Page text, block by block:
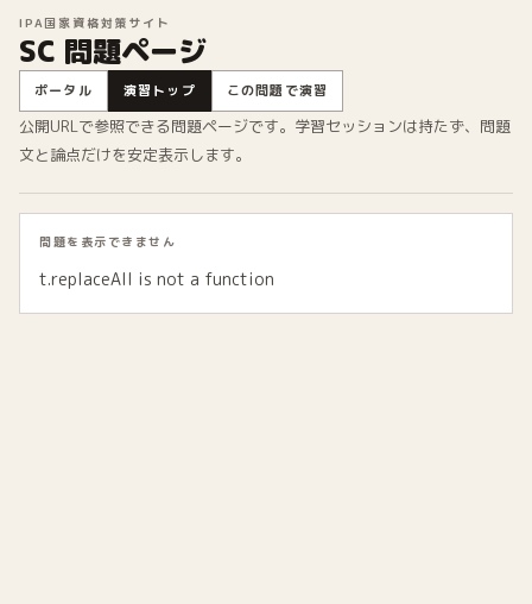
IPA国家資格対策サイト
SC 問題ページ
ポータル 演習トップ この問題で演習
公開URLで参照できる問題ページです。学習セッションは持たず、問題
文と論点だけを安定表示します。
問題を表示できません
t.replaceAll is not a function